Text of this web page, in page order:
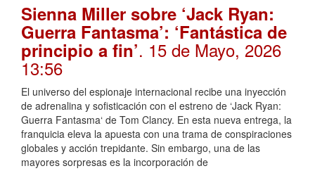
Sienna Miller sobre ‘Jack Ryan:
Guerra Fantasma’: ‘Fantástica de
principio a fin’. 15 de Mayo, 2026
13:56
El universo del espionaje internacional recibe una inyección
de adrenalina y sofisticación con el estreno de ‘Jack Ryan:
Guerra Fantasma‘ de Tom Clancy. En esta nueva entrega, la
franquicia eleva la apuesta con una trama de conspiraciones
globales y acción trepidante. Sin embargo, una de las
mayores sorpresas es la incorporación de